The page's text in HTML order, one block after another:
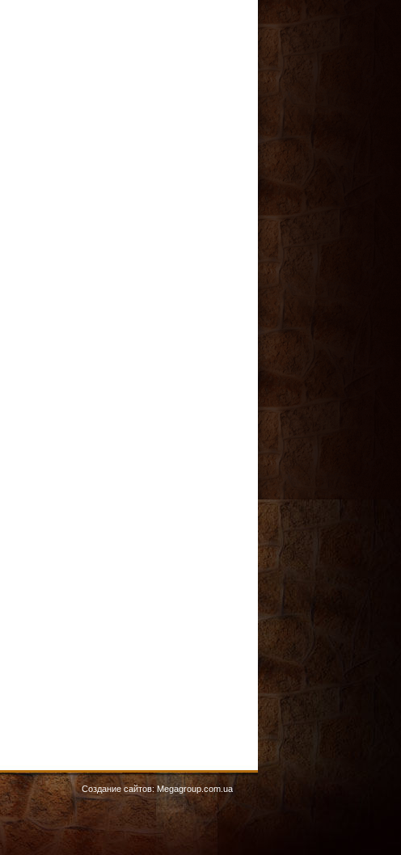
Создание сайтов:Megagroup.com.ua